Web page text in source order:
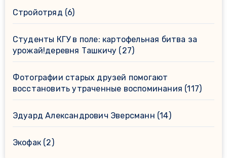
Стройотряд (6)
Студенты КГУ в поле: картофельная битва за
урожай!деревня Ташкичу (27)
Фотографии старых друзей помогают
восстановить утраченные воспоминания (117)
Эдуард Александрович Эверсманн (14)
Экофак(2)